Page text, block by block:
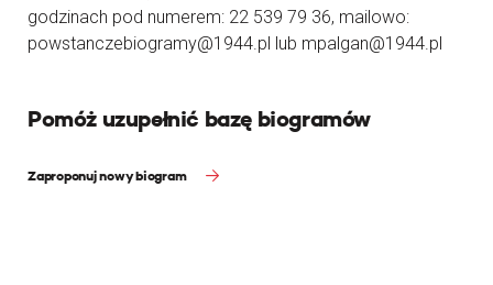
godzinach pod numerem: 22 539 79 36, mailowo:
powstanczebiogramy@1944.pl lub mpalgan@1944.pl
Pomóż uzupełnić bazę biogramów
Zaproponuj nowy biogram